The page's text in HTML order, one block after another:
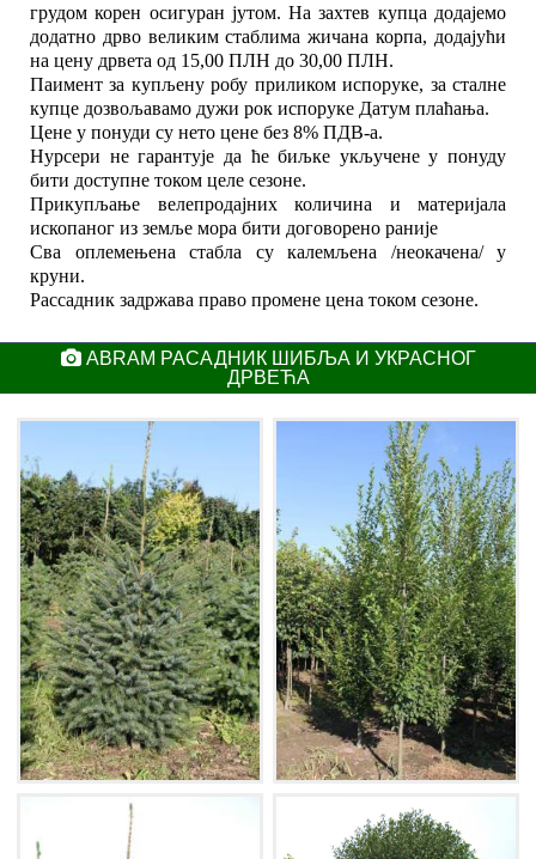
грудом корен осигуран јутом. На захтев купца додајемо
додатно дрво великим стаблима жичана корпа, додајући
на цену дрвета од 15,00 ПЛН до 30,00 ПЛН.
Паимент за купљену робу приликом испоруке, за сталне
купце дозвољавамо дужи рок испоруке Датум плаћања.
Цене у понуди су нето цене без 8% ПДВ-а.
Нурсери не гарантује да ће биљке укључене у понуду
бити доступне током целе сезоне.
Прикупљање велепродајних количина и материјала
ископаног из земље мора бити договорено раније
Сва оплемењена стабла су калемљена /неокачена/ у
круни.
Рассадник задржава право промене цена током сезоне.
ABRAM РАСАДНИК ШИБЉА И УКРАСНОГ
ДРВЕЋА